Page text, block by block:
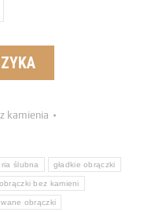
kamienia
ślubna gładkie obrączki
obrączki bez kamieni
obrączki